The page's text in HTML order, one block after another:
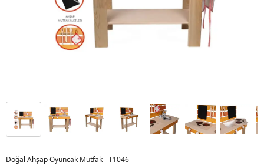
Doğal Ahşap Oyuncak Mutfak - T1046